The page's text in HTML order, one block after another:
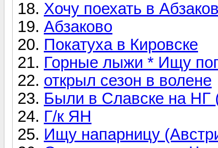
Хочу поехать в
Абзаково
Покатуха в Кировске
Горные лыжи * Ищу
открыл сезон в волене
Были в Славске на НГ
Г/к ЯН
Ищу напарницу